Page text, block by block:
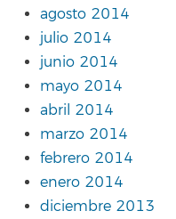
agosto 2014
julio 2014
junio 2014
mayo 2014
abril 2014
marzo 2014
febrero 2014
enero 2014
diciembre 2013